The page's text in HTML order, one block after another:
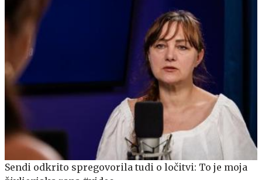
Sendi odkrito spregovorila tudi o ločitvi: To je moja